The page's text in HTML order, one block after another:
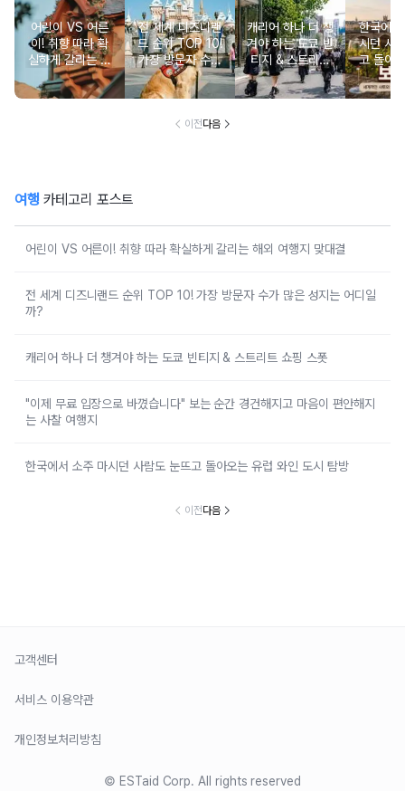
어린이 VS 어른
이! 취향 따라 확
실하게 갈리는 해
외 여행지 맞대결
전 세계 디즈니랜
드 순위 TOP 10!
가장 방문자 수가
많은 성지는 어디
일까?
캐리어 하나 더 챙
겨야 하는 도쿄 빈
티지 & 스트리트
쇼핑 스폿
한국에
시던 사
고 돌아
와인 도
이전다음
여행 카테고리 포스트
어린이 VS 어른이! 취향 따라 확실하게 갈리는 해외 여행지 맞대결
전 세계 디즈니랜드 순위 TOP 10! 가장 방문자 수가 많은 성지는 어디일
까?
캐리어 하나 더 챙겨야 하는 도쿄 빈티지 & 스트리트 쇼핑 스폿
"이제 무료 입장으로 바꼈습니다" 보는 순간 경건해지고 마음이 편안해지
는 사찰 여행지
한국에서 소주 마시던 사람도 눈뜨고 돌아오는 유럽 와인 도시 탐방
이전다음
고객센터
서비스 이용약관
개인정보처리방침
© ESTaid Corp. All rights reserved